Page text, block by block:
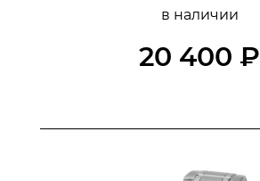
в наличии
20 400 ₽